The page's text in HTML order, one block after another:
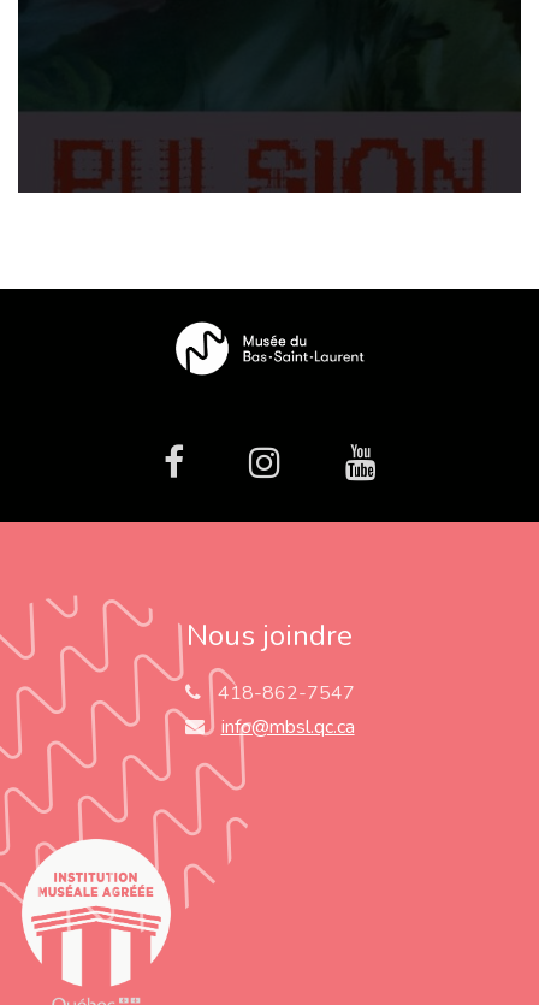
facebookInstagramYoutube
Nous joindre
418-862-7547
info@mbsl.qc.ca